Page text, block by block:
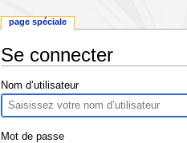
Se connecter
Aller
à
la
navigation
Aller
à
la
recherche
Nom d’utilisateur
Mot de passe
page spéciale